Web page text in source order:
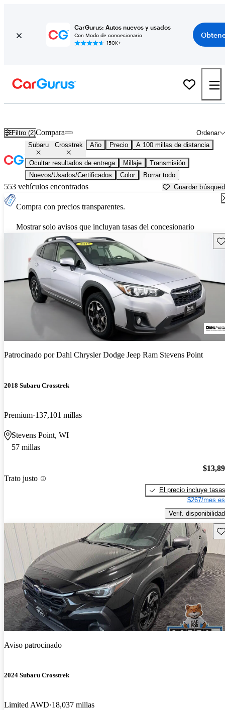
CarGurus: Autos nuevos y usados
Con Modo de concesionario
150K+
Filtro (2) Ordenar
Compara
Subaru Crosstrek Año Precio A 100 millas de distancia
Ocultar resultados de entrega Millaje
Transmisión
Nuevos/Usados/Certificados
Color Borrar todo
553 vehículos encontrados Guardar
Compra con precios transparentes.
Mostrar solo avisos que incluyan tasas del concesionario
Patrocinado porDahl Chrysler Dodge Jeep Ram Stevens Point
2018 Subaru Crosstrek
Premium 137,101 millas
Stevens Point, WI
57 millas
Trato justo
El precio incluye tasas
$267/mes
Verif. disponibilidad
Aviso patrocinado
2024 Subaru Crosstrek
Limited AWD 18,037 millas